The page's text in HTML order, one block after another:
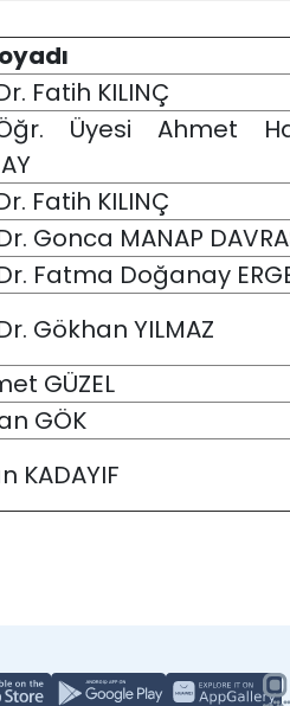
Fatih KILINÇ
Üyesi Ahmet
Fatih KILINÇ
Gonca MANAP
Fatma Doğanay
Gökhan YILMAZ
GÜZEL
GÖK
KADAYIF